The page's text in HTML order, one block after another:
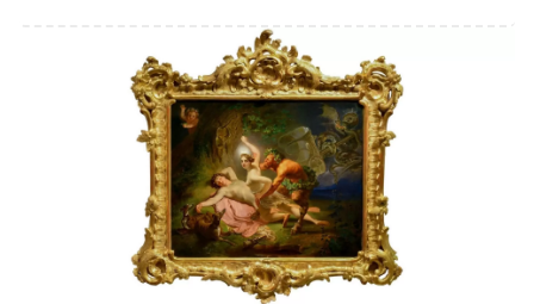
книге иммерсивный театр, тру-крайм и прощальное
признание в любви исчезнувшему городу